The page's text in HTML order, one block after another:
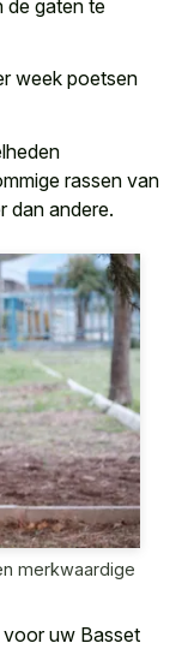
de gaten te
week poetsen
rassen van
dan andere.
merkwaardige
voor uw Basset